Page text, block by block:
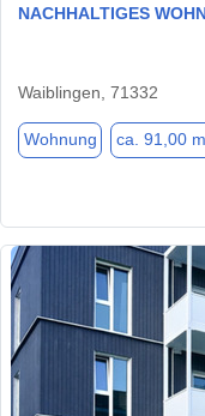
NACHHALTIGES
Waiblingen, 71332
Wohnung ca. 91,00